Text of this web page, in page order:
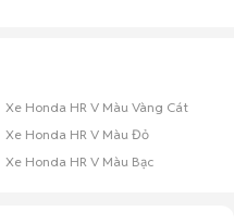
Xe Honda HR V Màu Vàng Cát
Xe Honda HR V Màu Đỏ
Xe Honda HR V Màu Bạc